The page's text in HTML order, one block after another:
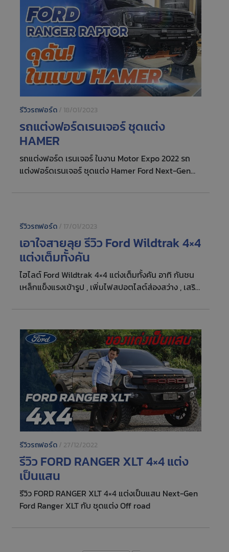
รีวิวรถฟอร์ด/ 18/01/2023
รถแต่งฟอร์ดเรนเจอร์ ชุดแต่ง
HAMER
รถแต่งฟอร์ด เรนเจอร์ ในงาน Motor Expo 2022 รถ
แต่งฟอร์ดเรนเจอร์ ชุดแต่ง Hamer Ford Next-Gen
ฐานยึดสปอร์ตไลต์ Light Bar เพิ่มความสว่างของ
การทำงานจุดเซ็นเซอร์เดิมของฟอร์ด ช่วงล่างแคร็งค์กัน
กระแทก บันไดข้างมีแผ่นกันลื่น ตะแกรงลายรังผึ้ง ไม่
เกิดสนิม Rack อลูมิเนียมหลังคา ไม่ต้องเจาะหลังคา โรล
บาร์มีไฟเบรก และสปอร์ตไลท์ติดเพิ่ม กันชนท้ายพร้อม
แผ่นกันลื่น และไฟส่องป้ายทะเบียน รีวิว ชุดแต่ง ARB >>
คลิก Notice: JavaScript is required for this
content. ——————— Ford RMA ยินดีให้บริการ
รีวิวรถฟอร์ด/ 17/01/2023
เอาใจสายลุย รีวิว Ford Wildtrak 4×4
แต่งเต็มทั้งคัน
ไฮไลต์ Ford Wildtrak 4×4 แต่งเต็มทั้งคัน อาทิ กันชน
เหล็กแข็งแรงเข้ารูป , เพิ่มไฟสปอตไลต์ส่องสว่าง , เสริม
รีวิวรถฟอร์ด/ 27/12/2022
รีวิว FORD RANGER XLT 4×4 แต่ง
เป็นแสน
รีวิว FORD RANGER XLT 4×4 แต่งเป็นแสน Next-Gen
Ford Ranger XLT กับ ชุดแต่ง Off road